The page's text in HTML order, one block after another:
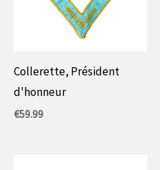
Collerette, Président
d'honneur
€59.99